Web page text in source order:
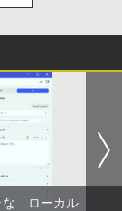
な「ローカル